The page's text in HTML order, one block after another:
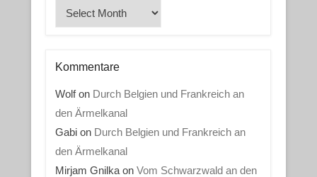
Historie
Kommentare
Wolfon Durch Belgien und Frankreich an
den Ärmelkanal
Gabion Durch Belgien und Frankreich an
den Ärmelkanal
Mirjam Gnilkaon Vom Schwarzwald an den